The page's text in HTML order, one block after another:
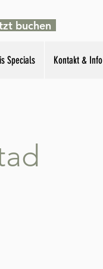
buchen
Specials Kontakt & Info